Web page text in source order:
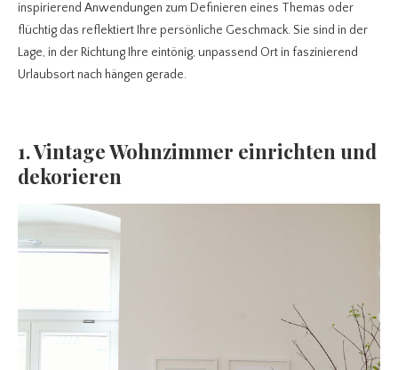
inspirierend Anwendungen zum Definieren eines Themas oder
flüchtig das reflektiert Ihre persönliche Geschmack. Sie sind in der
Lage, in der Richtung Ihre eintönig, unpassend Ort in faszinierend
Urlaubsort nach hängen gerade.
1. Vintage Wohnzimmer einrichten und
dekorieren